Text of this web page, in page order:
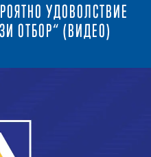
УДОВОЛСТВИЕ
ОТБОР“ (ВИДЕО)